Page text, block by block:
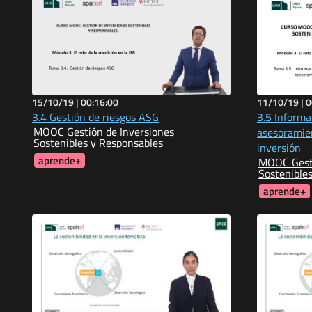
15/10/19 |00:16:00
3.4 Gestión de riesgos ASG
MOOC Gestión de Inversiones
Sostenibles y Responsables
aprende+
11/10/19 |
3.5
inversión
MOOC
aprende+